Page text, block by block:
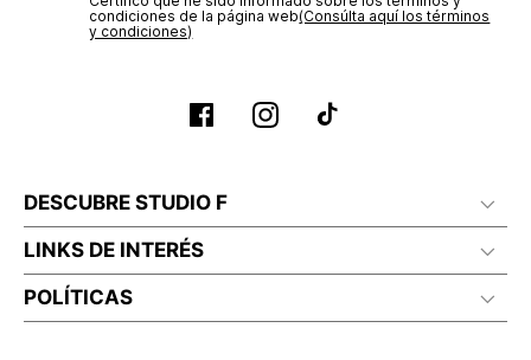
condiciones de la página web‎(Consúlta aquí los términos
y condiciones)
DESCUBRE STUDIO F
LINKS DE INTERÉS
POLÍTICAS